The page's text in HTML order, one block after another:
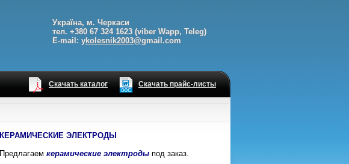
Україна, м. Черкаси
тел. +380 67 324 1623 (viber Wapp, Teleg)
E-mail: ykolesnik2003@gmail.com
Скачать каталог Скачать прайс-листы
КЕРАМИЧЕСКИЕ ЭЛЕКТРОДЫ
Предлагаем керамические электроды под заказ.